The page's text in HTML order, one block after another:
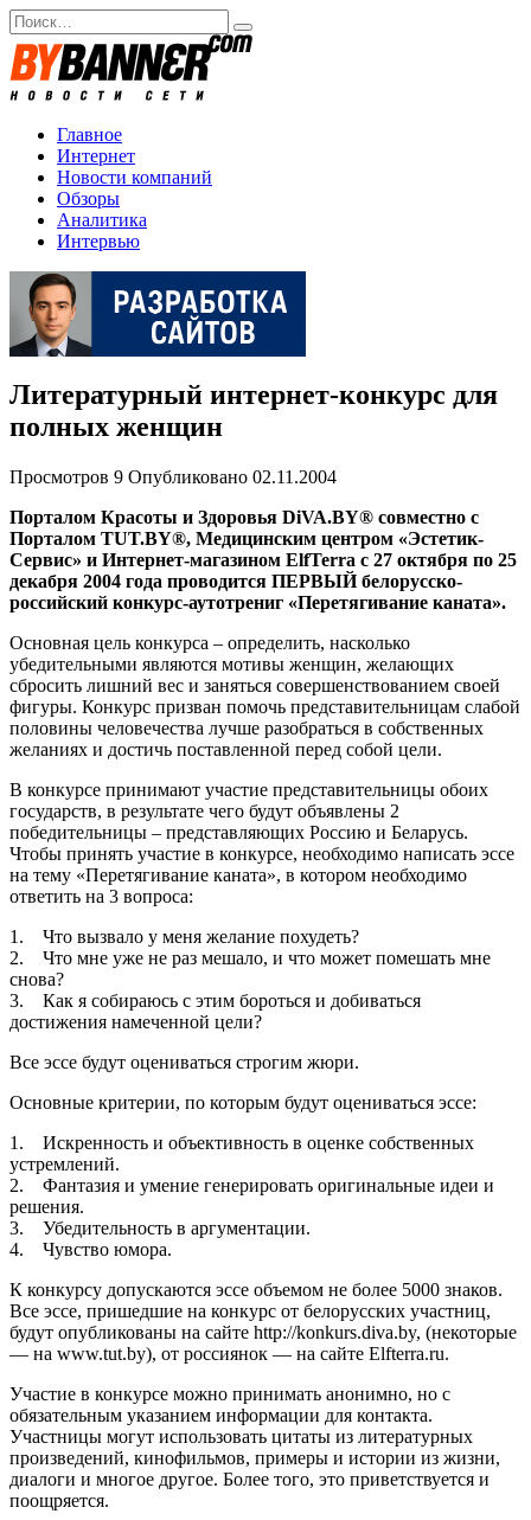
Перейти
к
содержанию
Search
for:
Главное
Интернет
Новости компаний
Обзоры
Аналитика
Интервью
Литературный интернет-конкурс для
полных женщин
Просмотров 9 Опубликовано 02.11.2004
Порталом Красоты и Здоровья DiVA.BY® совместно с
Порталом TUT.BY®, Медицинским центром «Эстетик-
Сервис» и Интернет-магазином ElfTerra с 27 октября по 25
декабря 2004 года проводится ПЕРВЫЙ белорусско-
российский конкурс-аутотрениг «Перетягивание каната».
Основная цель конкурса – определить, насколько
убедительными являются мотивы женщин, желающих
сбросить лишний вес и заняться совершенствованием своей
фигуры. Конкурс призван помочь представительницам слабой
половины человечества лучше разобраться в собственных
желаниях и достичь поставленной перед собой цели.
В конкурсе принимают участие представительницы обоих
государств, в результате чего будут объявлены 2
победительницы – представляющих Россию и Беларусь.
Чтобы принять участие в конкурсе, необходимо написать эссе
на тему «Перетягивание каната», в котором необходимо
ответить на 3 вопроса:
1. Что вызвало у меня желание похудеть?
2. Что мне уже не раз мешало, и что может помешать мне
снова?
3. Как я собираюсь с этим бороться и добиваться
достижения намеченной цели?
Все эссе будут оцениваться строгим жюри.
Основные критерии, по которым будут оцениваться эссе:
1. Искренность и объективность в оценке собственных
устремлений.
2. Фантазия и умение генерировать оригинальные идеи и
решения.
3. Убедительность в аргументации.
4. Чувство юмора.
К конкурсу допускаются эссе объемом не более 5000 знаков.
Все эссе, пришедшие на конкурс от белорусских участниц,
будут опубликованы на сайте http://konkurs.diva.by, (некоторые
— на www.tut.by), от россиянок — на сайте Elfterra.ru.
Участие в конкурсе можно принимать анонимно, но с
обязательным указанием информации для контакта.
Участницы могут использовать цитаты из литературных
произведений, кинофильмов, примеры и истории из жизни,
диалоги и многое другое. Более того, это приветствуется и
поощряется.